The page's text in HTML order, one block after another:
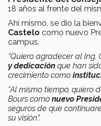
18 años al frente del
Ahí mismo, se dio la
Castelo como nuevo
campus.
“Quiero agradecer al Ing.
y dedicación que han
crecimiento como
"Al mismo tiempo, quiero
Bours como nuevo
seguros de que
su visión".